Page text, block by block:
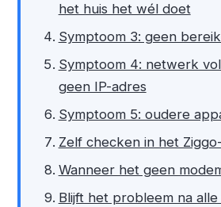
het huis het wél doet
Symptoom 3: geen
Symptoom 4: netwerk
geen IP-adres
Symptoom 5: oudere
Zelf checken in het
Wanneer het geen
Blijft het probleem na